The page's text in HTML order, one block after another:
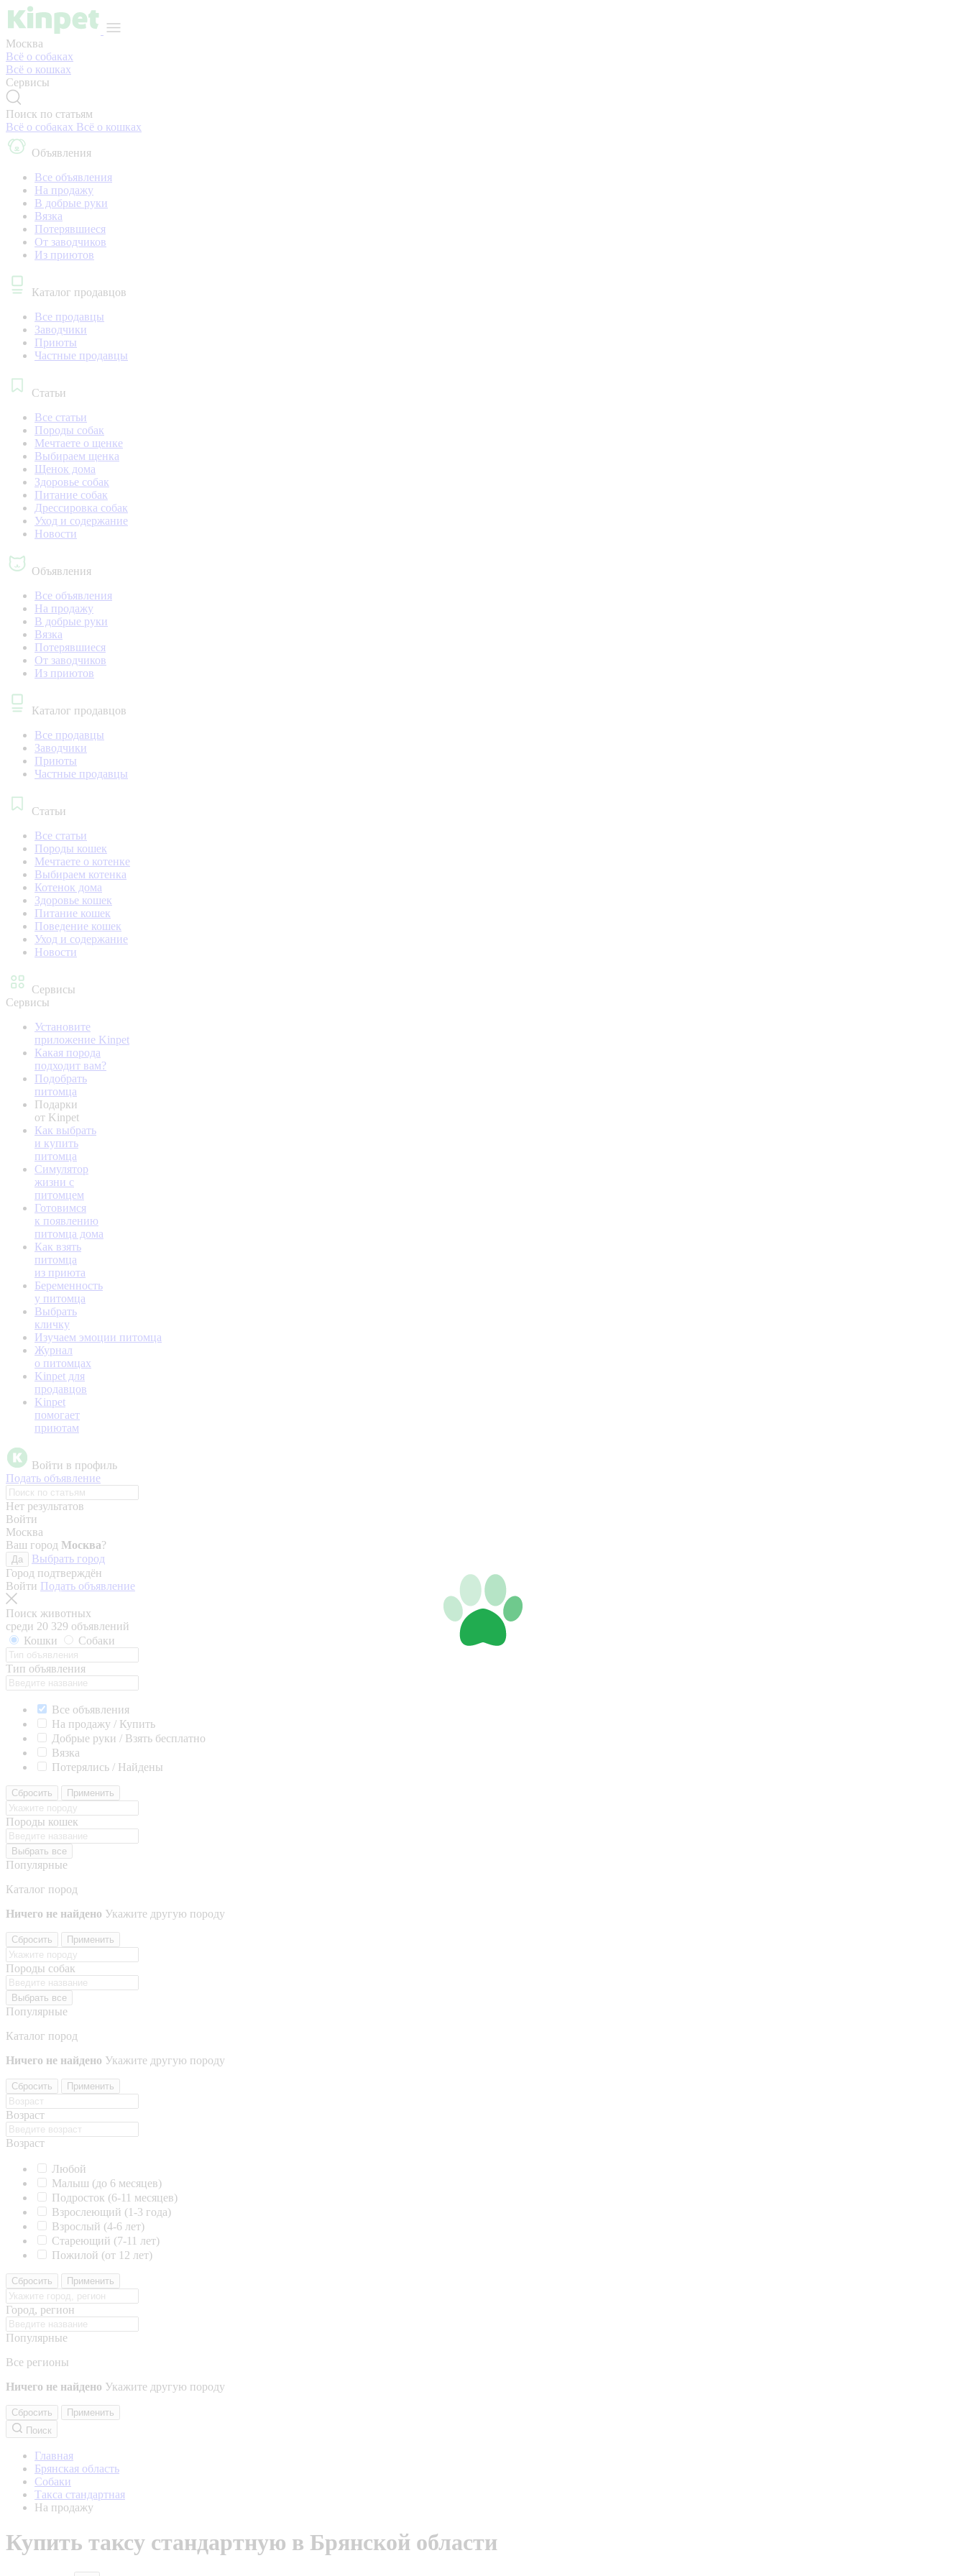
Москва
Всё о собаках
Всё о кошках
Сервисы
Поиск по статьям
Всё о собаках Всё о кошках
Объявления
Все объявления
На продажу
В добрые руки
Вязка
Потерявшиеся
От заводчиков
Из приютов
Каталог продавцов
Все продавцы
Заводчики
Приюты
Частные продавцы
Статьи
Все статьи
Породы собак
Мечтаете о щенке
Выбираем щенка
Щенок дома
Здоровье собак
Питание собак
Дрессировка собак
Уход и содержание
Новости
Объявления
Все объявления
На продажу
В добрые руки
Вязка
Потерявшиеся
От заводчиков
Из приютов
Каталог продавцов
Все продавцы
Заводчики
Приюты
Частные продавцы
Статьи
Все статьи
Породы кошек
Мечтаете о котенке
Выбираем котенка
Котенок дома
Здоровье кошек
Питание кошек
Поведение кошек
Уход и содержание
Новости
Сервисы
Сервисы
Установите
приложение Kinpet
Какая порода
подходит вам?
Подобрать
питомца
Подарки
от Kinpet
Как выбрать
и купить
питомца
Симулятор
жизни с
питомцем
Готовимся
к появлению
питомца дома
Как взять
питомца
из приюта
Беременность
у питомца
Выбрать
кличку
Изучаем эмоции питомца
Журнал
о питомцах
Kinpet для
продавцов
Kinpet
помогает
приютам
Войти в профиль
Подать объявление
Нет результатов
Войти
Москва
Ваш город Москва?
Да
Выбрать город
Город подтверждён
Войти Подать объявление
Поиск животных
среди 20 329 объявлений
Кошки
Собаки
Тип объявления
Все объявления
На продажу / Купить
Добрые руки / Взять бесплатно
Вязка
Потерялись / Найдены
Сбросить Применить
Породы кошек
Выбрать все
Популярные
Каталог пород
Ничего не найдено Укажите другую породу
Сбросить Применить
Породы собак
Выбрать все
Популярные
Каталог пород
Ничего не найдено Укажите другую породу
Сбросить Применить
Возраст
Возраст
Любой
Малыш (до 6 месяцев)
Подросток (6-11 месяцев)
Взрослеющий (1-3 года)
Взрослый (4-6 лет)
Стареющий (7-11 лет)
Пожилой (от 12 лет)
Сбросить Применить
Город, регион
Популярные
Все регионы
Ничего не найдено Укажите другую породу
Сбросить
Применить
Поиск
Главная
Брянская область
Собаки
Такса стандартная
На продажу
Купить таксу стандартную в Брянской области